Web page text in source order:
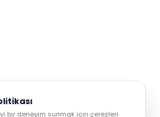
bir deneyim sunmak için çerezleri